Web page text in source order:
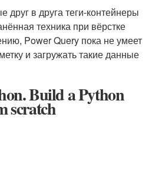
друг в друга теги-контейнеры
техника при вёрстке
Power Query пока не умеет
и загружать такие данные
Build a Python
scratch